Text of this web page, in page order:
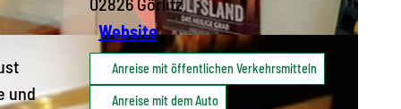
und
Website
Anreise mit öffentlichen Verkehrsmitteln
Anreise mit dem Auto